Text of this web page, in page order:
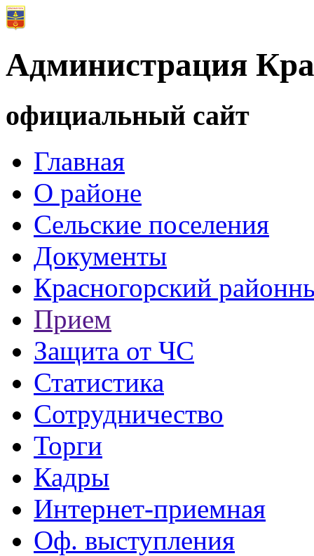
Администрация
официальный сайт
Главная
О районе
Сельские поселения
Документы
Красногорский
Прием
Защита от ЧС
Статистика
Сотрудничество
Торги
Кадры
Интернет-приемная
Оф. выступления